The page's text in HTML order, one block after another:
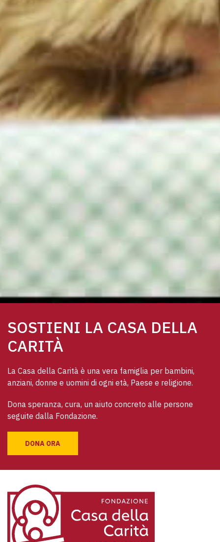
SOSTIENI LA CASA DELLA
CARITÀ
La Casa della Carità è una vera famiglia per bambini,
anziani, donne e uomini di ogni età, Paese e religione.
Dona speranza, cura, un aiuto concreto alle persone
seguite dalla Fondazione.
DONA ORA